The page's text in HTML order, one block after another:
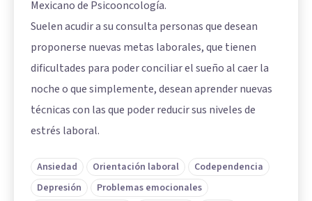
Mexicano de Psicooncología.
Suelen acudir a su consulta personas que desean
proponerse nuevas metas laborales, que tienen
dificultades para poder conciliar el sueño al caer la
noche o que simplemente, desean aprender nuevas
técnicas con las que poder reducir sus niveles de
estrés laboral.
Ansiedad Orientación laboral
Codependencia
Depresión
Problemas emocionales